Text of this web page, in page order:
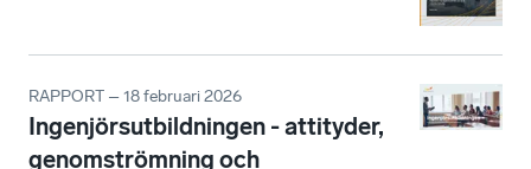
RAPPORT – 18 februari 2026
Ingenjörsutbildningen - attityder,
genomströmning och